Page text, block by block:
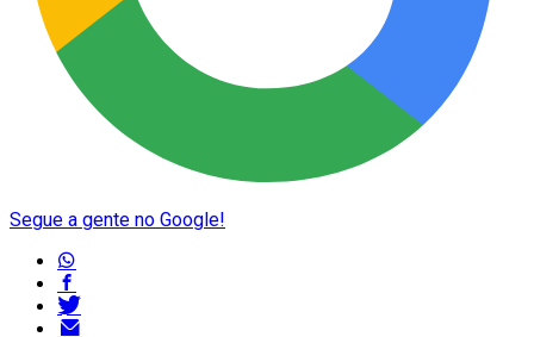
Segue a gente no Google!